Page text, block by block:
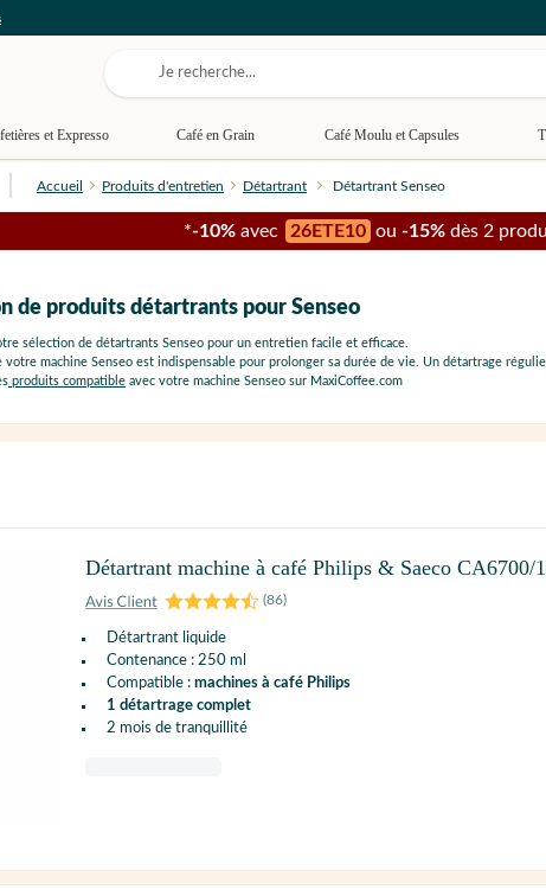
et Expresso Café en Grain Café Moulu et Capsules
Accueil Produits d'entretien Détartrant Détartrant Senseo
*-10% avec 26ETE10 ou -15% dès 2
de produits détartrants pour Senseo
sélection de détartrants Senseo pour un entretien facile et efficace.
votre machine Senseo est indispensable pour prolonger sa durée de vie. Un détartrage
produits compatible avec votre machine Senseo sur MaxiCoffee.com
Détartrant machine à café Philips & Saeco CA6700/
(86)
Détartrant liquide
Contenance : 250 ml
Compatible : machines à café Philips
1 détartrage complet
2 mois de tranquillité